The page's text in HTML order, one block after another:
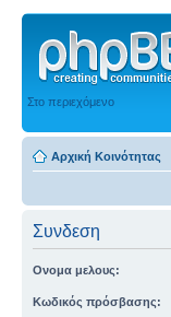
Στο περιεχόμενο
Αρχική Κοινότητας
Συνδεση
Ονομα μελους:
Κωδικός πρόσβασης: